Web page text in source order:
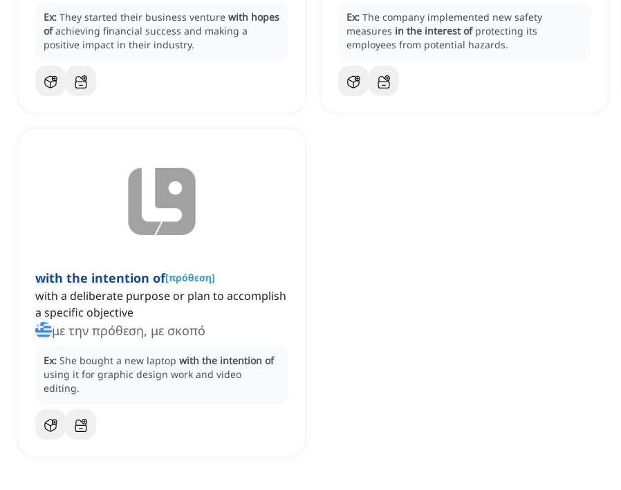
Ex: They started their business venture with hopes
of achieving financial success and making a
positive impact in their industry.
Ex: The company implemented new safety
measures in the interest of protecting its
employees from potential hazards.
with the intention of[πρόθεση]
with a deliberate purpose or plan to accomplish
a specific objective
με την πρόθεση, με σκοπό
Ex: She bought a new laptop with the intention of
using it for graphic design work and video
editing.